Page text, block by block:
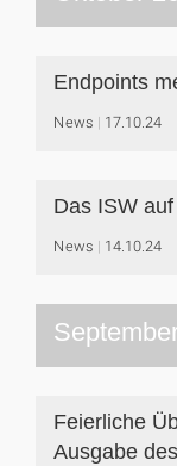
Endpoints
News 17.10.24
Das ISW
News 14.10.24
Feierliche
Ausgabe